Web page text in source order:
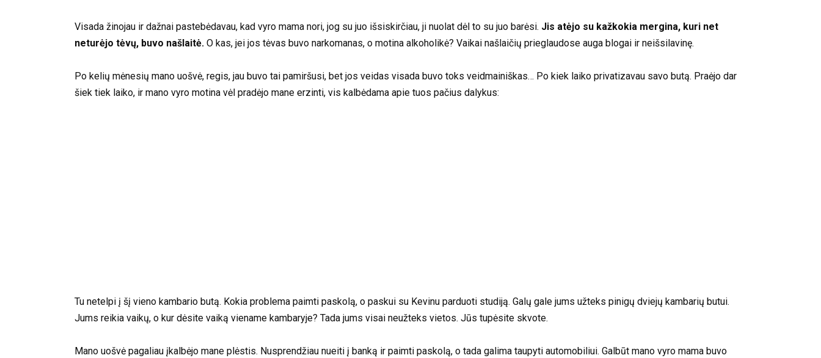
Visada žinojau ir dažnai pastebėdavau, kad vyro mama nori, jog su juo išsiskirčiau, ji nuolat dėl to su juo barėsi. Jis atėjo su kažkokia mergina, kuri net
neturėjo tėvų, buvo našlaitė. O kas, jei jos tėvas buvo narkomanas, o motina alkoholikė? Vaikai našlaičių prieglaudose auga blogai ir neišsilavinę.
Po kelių mėnesių mano uošvė, regis, jau buvo tai pamiršusi, bet jos veidas visada buvo toks veidmainiškas… Po kiek laiko privatizavau savo butą. Praėjo dar
šiek tiek laiko, ir mano vyro motina vėl pradėjo mane erzinti, vis kalbėdama apie tuos pačius dalykus:
Tu netelpi į šį vieno kambario butą. Kokia problema paimti paskolą, o paskui su Kevinu parduoti studiją. Galų gale jums užteks pinigų dviejų kambarių butui.
Jums reikia vaikų, o kur dėsite vaiką viename kambaryje? Tada jums visai neužteks vietos. Jūs tupėsite skvote.
Mano uošvė pagaliau įkalbėjo mane plėstis. Nusprendžiau nueiti į banką ir paimti paskolą, o tada galima taupyti automobiliui. Galbūt mano vyro mama buvo